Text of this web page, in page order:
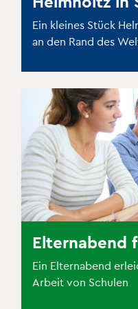
Ein kleines Stück
an den Rand des
Elternabend
Ein Elternabend
Arbeit von Schulen